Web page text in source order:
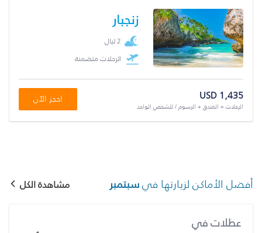
زنجبار
2 ليال
الرحلات متضمنة
USD 1,435
الرحلات + الفندق + الرسوم / للشخص الواحد
احجز الآن
أفضل الأماكن لزيارتها فيسبتمبر مشاهدة الكل
عطلات في